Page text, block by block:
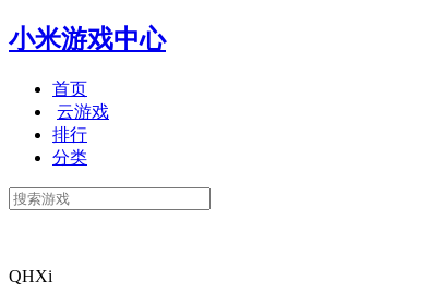
小米游戏中心
首页
云游戏
排行
分类
QHXi